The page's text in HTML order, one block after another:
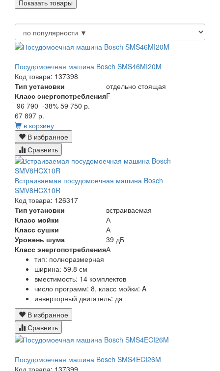
Посудомоечная машина Bosch SMS46MI20M
Код товара: 137398
Тип установки
отдельно стоящая
Класс энергопотребленияF
96 790 -38% 59 750 р.
67 897 р.
в корзину
В избранное
Сравнить
Встраиваемая посудомоечная машина Bosch
SMV8HCX10R
Код товара: 126317
Тип установки
встраиваемая
Класс мойки
А
Класс сушки
А
Уровень шума
39 дБ
Класс энергопотребленияА
тип: полноразмерная
ширина: 59.8 см
вместимость: 14 комплектов
число программ: 8, класс мойки: A
инверторный двигатель: да
В избранное
Сравнить
Посудомоечная машина Bosch SMS4ECI26M
Код товара: 137399